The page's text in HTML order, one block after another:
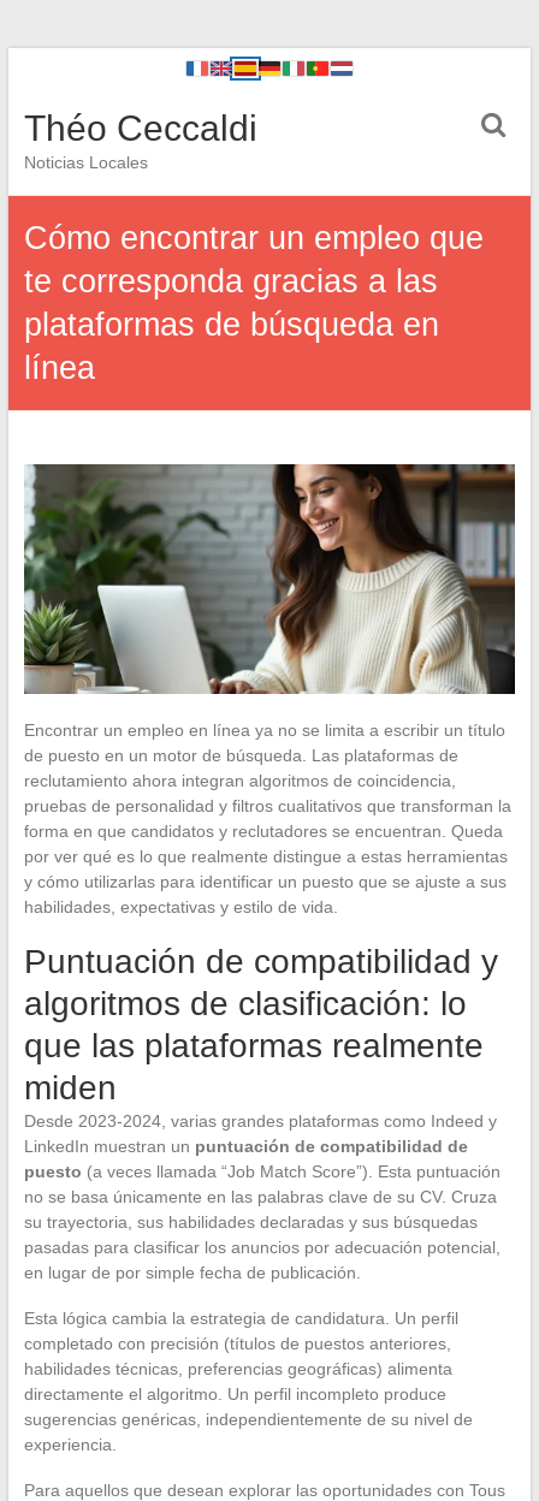
Théo Ceccaldi
Noticias Locales
Cómo encontrar un empleo que
te corresponda gracias a las
plataformas de búsqueda en
línea
Encontrar un empleo en línea ya no se limita a escribir un título
de puesto en un motor de búsqueda. Las plataformas de
reclutamiento ahora integran algoritmos de coincidencia,
pruebas de personalidad y filtros cualitativos que transforman la
forma en que candidatos y reclutadores se encuentran. Queda
por ver qué es lo que realmente distingue a estas herramientas
y cómo utilizarlas para identificar un puesto que se ajuste a sus
habilidades, expectativas y estilo de vida.
Puntuación de compatibilidad y
algoritmos de clasificación: lo
que las plataformas realmente
miden
Desde 2023-2024, varias grandes plataformas como Indeed y
LinkedIn muestran un puntuación de compatibilidad de
puesto (a veces llamada “Job Match Score”). Esta puntuación
no se basa únicamente en las palabras clave de su CV. Cruza
su trayectoria, sus habilidades declaradas y sus búsquedas
pasadas para clasificar los anuncios por adecuación potencial,
en lugar de por simple fecha de publicación.
Esta lógica cambia la estrategia de candidatura. Un perfil
completado con precisión (títulos de puestos anteriores,
habilidades técnicas, preferencias geográficas) alimenta
directamente el algoritmo. Un perfil incompleto produce
sugerencias genéricas, independientemente de su nivel de
experiencia.
Para aquellos que desean explorar las oportunidades con Tous